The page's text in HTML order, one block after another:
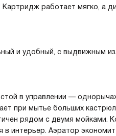
работает мягко, а
и удобный, с выдвижным
в управлении —
при мытье больших
рядом с двумя мойками.
интерьер. Аэратор